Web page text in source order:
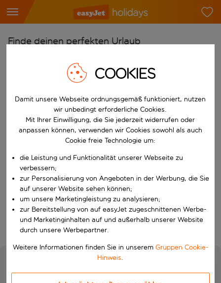
Finde deinen perfekten Urlaub
Flughafen wählen
Beginne mit der Eingabe für die automatische
Reiseziel wählen
Nach
Wähle ein Ab- und Rückflugdatum aus.
Reisezeitraum wählen
Wann
Wer
Suchen
COOKIES
Damit unsere Webseite ordnungsgemäß funktioniert, nutzen
wir unbedingt erforderliche Cookies.
Mit Ihrer Einwilligung, die Sie jederzeit widerrufen oder
anpassen können, verwenden wir Cookies sowohl als auch
Cookie freie Technologie um:
die Leistung und Funktionalität unserer Webseite zu
verbessern;
zur Personalisierung von Angeboten in der Werbung, die Sie
auf unserer Website sehen können;
um unsere Marketingleistung zu analysieren;
zur Bereitstellung von auf easyJet zugeschnittenen Werbe-
und Marketinginhalten auf und außerhalb unserer Website
durch unsere Werbepartner.
Weitere Informationen finden Sie in unserem Gruppen Cookie-
Hinweis.